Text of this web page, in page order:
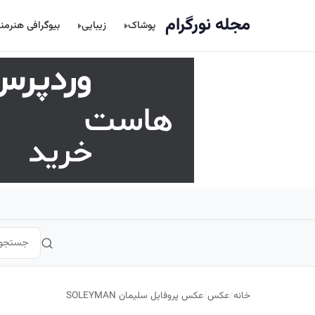
مجله نورگرام پوشاک زیبایی بیوگرافی
خانه/عکس/عکس پروفایل سلیمان SOLEYMAN